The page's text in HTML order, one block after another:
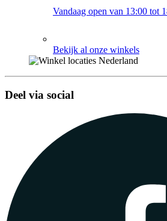
Vandaag open van 13:00 tot
Bekijk al onze winkels
Deel via social